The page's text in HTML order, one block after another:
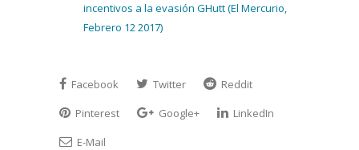
incentivos a la evasión GHutt (El Mercurio,
Febrero 12 2017)
Facebook Twitter
Reddit
Pinterest
Google+
LinkedIn
E-Mail